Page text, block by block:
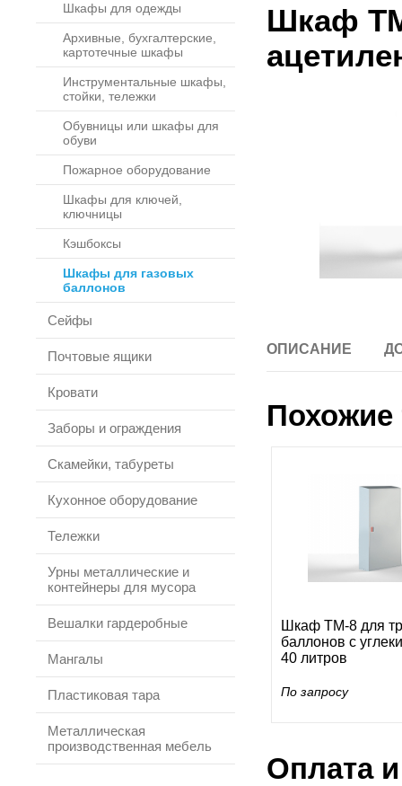
Шкафы для одежды
Архивные, бухгалтерские,
картотечные шкафы
Инструментальные шкафы,
стойки, тележки
Обувницы или шкафы для
обуви
Пожарное оборудование
Шкафы для ключей,
ключницы
Кэшбоксы
Шкафы для газовых
баллонов
Сейфы
Почтовые ящики
Кровати
Заборы и ограждения
Скамейки, табуреты
Кухонное оборудование
Тележки
Урны металлические и
контейнеры для мусора
Вешалки гардеробные
Мангалы
Пластиковая тара
Металлическая
производственная мебель
Шкаф
ОПИСАНИЕ
Шкаф ТМ-8 для
баллонов с
40 литров
По запросу
Оплата